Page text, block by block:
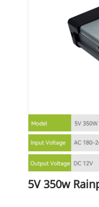
5V 350w